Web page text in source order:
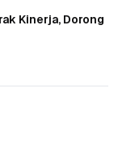
Kinerja, Dorong